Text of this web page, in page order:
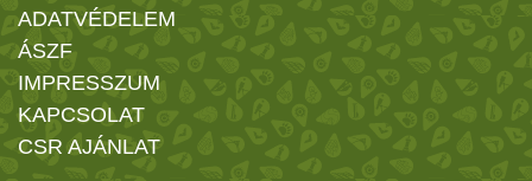
ADATVÉDELEM
ÁSZF
IMPRESSZUM
KAPCSOLAT
CSR AJÁNLAT